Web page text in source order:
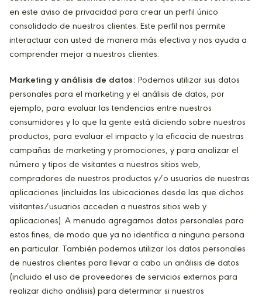
en este aviso de privacidad para crear un perfil único
consolidado de nuestros clientes. Este perfil nos permite
interactuar con usted de manera más efectiva y nos ayuda a
comprender mejor a nuestros clientes.
Marketing y análisis de datos: Podemos utilizar sus datos
personales para el marketing y el análisis de datos, por
ejemplo, para evaluar las tendencias entre nuestros
consumidores y lo que la gente está diciendo sobre nuestros
productos, para evaluar el impacto y la eficacia de nuestras
campañas de marketing y promociones, y para analizar el
número y tipos de visitantes a nuestros sitios web,
compradores de nuestros productos y/o usuarios de nuestras
aplicaciones (incluidas las ubicaciones desde las que dichos
visitantes/usuarios acceden a nuestros sitios web y
aplicaciones). A menudo agregamos datos personales para
estos fines, de modo que ya no identifica a ninguna persona
en particular. También podemos utilizar los datos personales
de nuestros clientes para llevar a cabo un análisis de datos
(incluido el uso de proveedores de servicios externos para
realizar dicho análisis) para determinar si nuestros